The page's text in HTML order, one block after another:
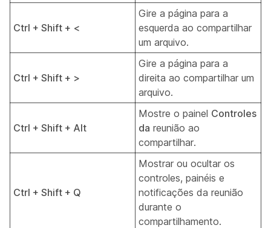
Ctrl + Shift + <
Gire a página para a
esquerda ao compartilhar
um arquivo.
Ctrl + Shift + >
Gire a página para a
direita ao compartilhar um
arquivo.
Ctrl + Shift + Alt
Mostre o painel Controles
da reunião ao
compartilhar.
Ctrl + Shift + Q
Mostrar ou ocultar os
controles, painéis e
notificações da reunião
durante o
compartilhamento.